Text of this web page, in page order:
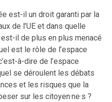
est-il un droit garanti par la
de l’UE et dans quelle
il de plus en plus menacé
est le rôle de l’espace
à-dire de l’espace
se déroulent les débats
et les risques que la
sur les citoyen·ne·s ?